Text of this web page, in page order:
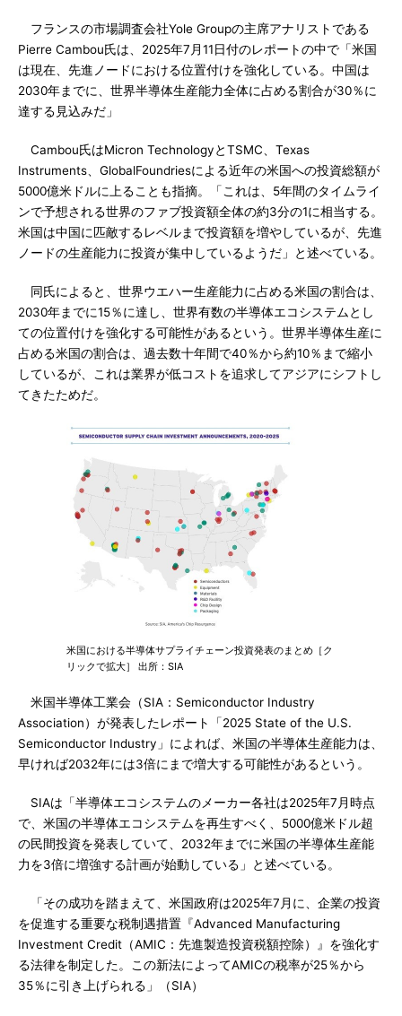
フランスの市場調査会社Yole Groupの主席アナリストである
Pierre Cambou氏は、2025年7月11日付のレポートの中で「米国
は現在、先進ノードにおける位置付けを強化している。中国は
2030年までに、世界半導体生産能力全体に占める割合が30％に
達する見込みだ」
Cambou氏はMicron TechnologyとTSMC、Texas
Instruments、GlobalFoundriesによる近年の米国への投資総額が
5000億米ドルに上ることも指摘。「これは、5年間のタイムライ
ンで予想される世界のファブ投資額全体の約3分の1に相当する。
米国は中国に匹敵するレベルまで投資額を増やしているが、先進
ノードの生産能力に投資が集中しているようだ」と述べている。
同氏によると、世界ウエハー生産能力に占める米国の割合は、
2030年までに15％に達し、世界有数の半導体エコシステムとし
ての位置付けを強化する可能性があるという。世界半導体生産に
占める米国の割合は、過去数十年間で40％から約10％まで縮小
しているが、これは業界が低コストを追求してアジアにシフトし
てきたためだ。
米国における半導体サプライチェーン投資発表のまとめ［ク
リックで拡大］ 出所：SIA
米国半導体工業会（SIA：Semiconductor Industry
Association）が発表したレポート「2025 State of the U.S.
Semiconductor Industry」によれば、米国の半導体生産能力は、
早ければ2032年には3倍にまで増大する可能性があるという。
SIAは「半導体エコシステムのメーカー各社は2025年7月時点
で、米国の半導体エコシステムを再生すべく、5000億米ドル超
の民間投資を発表していて、2032年までに米国の半導体生産能
力を3倍に増強する計画が始動している」と述べている。
「その成功を踏まえて、米国政府は2025年7月に、企業の投資
を促進する重要な税制遇措置『Advanced Manufacturing
Investment Credit（AMIC：先進製造投資税額控除）』を強化す
る法律を制定した。この新法によってAMICの税率が25％から
35％に引き上げられる」（SIA）